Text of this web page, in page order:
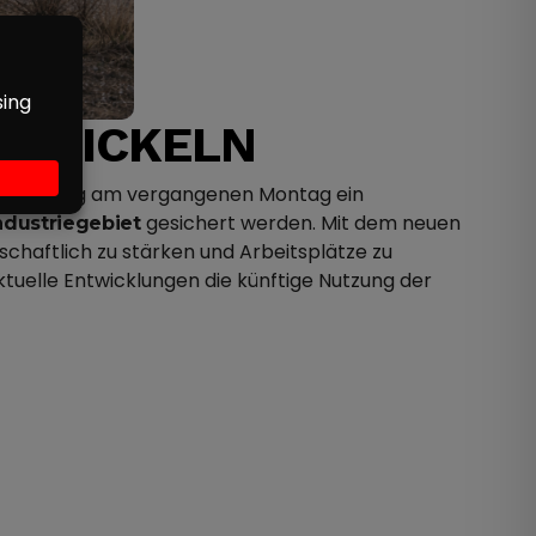
Sitzung am vergangenen Montag ein
gesichert werden. Mit dem neuen
zu stärken und Arbeitsplätze zu
Entwicklungen die künftige Nutzung der